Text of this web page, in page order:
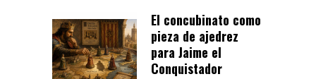
El concubinato como
pieza de ajedrez
para Jaime el
Conquistador